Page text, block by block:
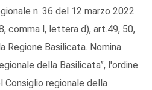
n. 36 del 12 marzo 2022
comma l, lettera d), art.49, 50,
Basilicata. Nomina
della Basilicata”, l'ordine
regionale della